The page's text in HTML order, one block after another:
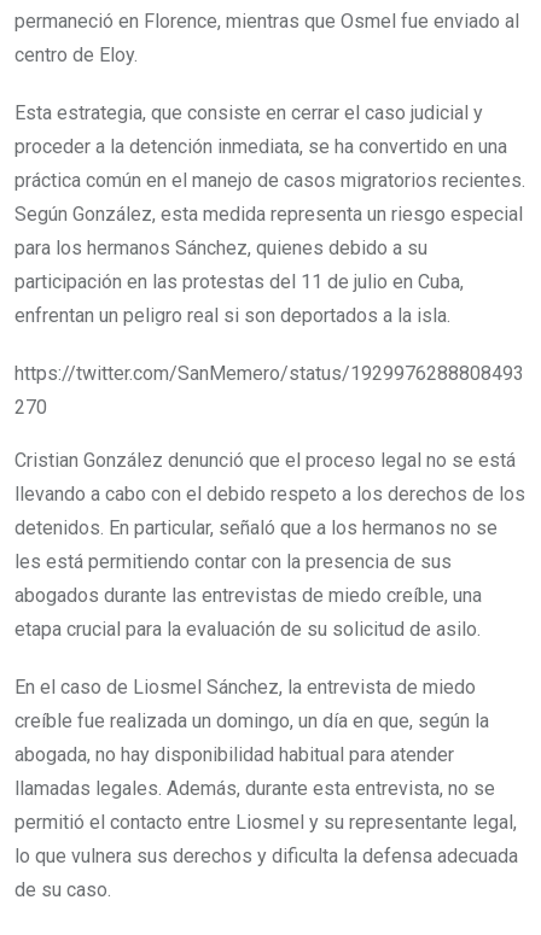
permaneció en Florence, mientras que Osmel fue enviado al
centro de Eloy.
Esta estrategia, que consiste en cerrar el caso judicial y
proceder a la detención inmediata, se ha convertido en una
práctica común en el manejo de casos migratorios recientes.
Según González, esta medida representa un riesgo especial
para los hermanos Sánchez, quienes debido a su
participación en las protestas del 11 de julio en Cuba,
enfrentan un peligro real si son deportados a la isla.
https://twitter.com/SanMemero/status/1929976288808493
270
Cristian González denunció que el proceso legal no se está
llevando a cabo con el debido respeto a los derechos de los
detenidos. En particular, señaló que a los hermanos no se
les está permitiendo contar con la presencia de sus
abogados durante las entrevistas de miedo creíble, una
etapa crucial para la evaluación de su solicitud de asilo.
En el caso de Liosmel Sánchez, la entrevista de miedo
creíble fue realizada un domingo, un día en que, según la
abogada, no hay disponibilidad habitual para atender
llamadas legales. Además, durante esta entrevista, no se
permitió el contacto entre Liosmel y su representante legal,
lo que vulnera sus derechos y dificulta la defensa adecuada
de su caso.